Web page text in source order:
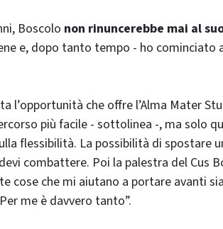
Boscolo non rinuncerebbe mai al
e, dopo tanto tempo - ho cominciato
l’opportunità che offre l’Alma Mater
più facile - sottolinea -, ma solo
flessibilità. La possibilità di spostare
combattere. Poi la palestra del Cus
cose che mi aiutano a portare avanti
me è davvero tanto”.